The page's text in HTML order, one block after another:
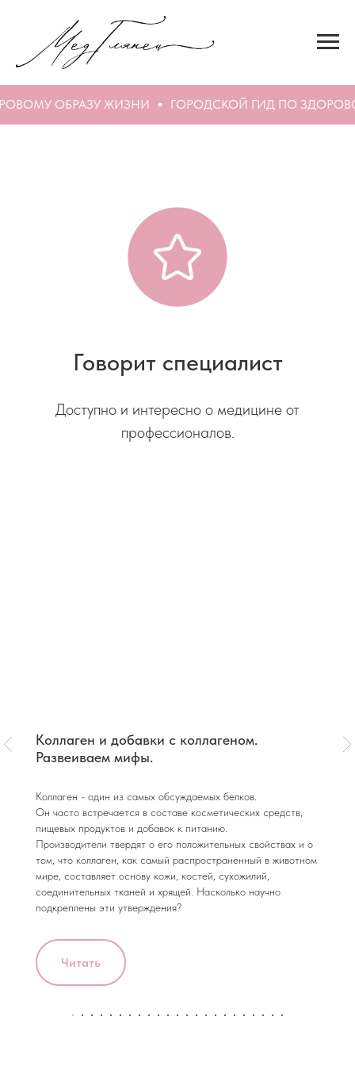
ОБРАЗУ ЖИЗНИ ГОРОДСКОЙ ГИД ПО
Говорит специалист
Доступно и интересно о медицине от
профессионалов.
Коллаген и добавки с коллагеном.
Развеиваем мифы.
Коллаген - один из самых обсуждаемых белков.
Он часто встречается в составе косметических средств,
пищевых продуктов и добавок к питанию.
Производители твердят о его положительных свойствах и о
том, что коллаген, как самый распространенный в животном
мире, составляет основу кожи, костей, сухожилий,
соединительных тканей и хрящей. Насколько научно
подкреплены эти утверждения?
Читать